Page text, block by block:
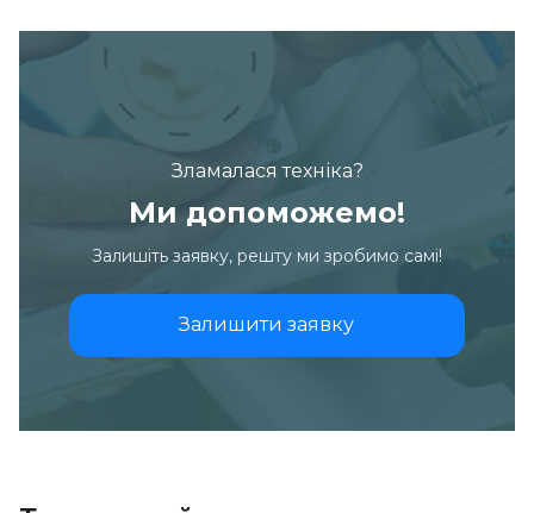
Зламалася техніка?
Ми допоможемо!
Залишіть заявку, решту ми зробимо самі!
Залишити заявку